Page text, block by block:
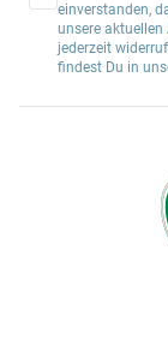
einverstanden,
unsere
jederzeit
findest Du in